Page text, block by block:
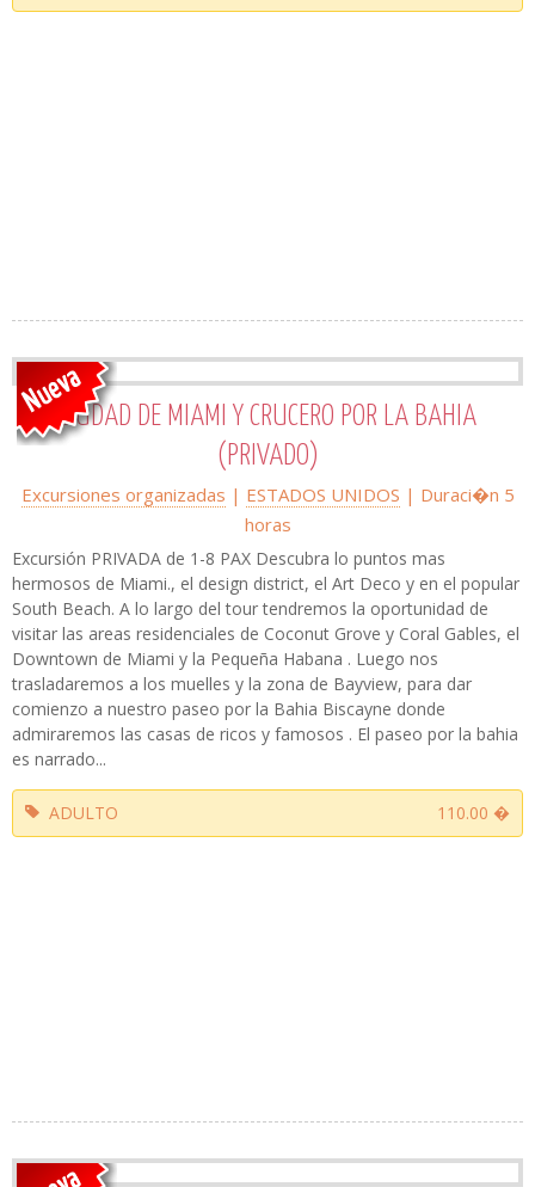
CIUDAD DE MIAMI Y CRUCERO POR LA BAHIA
(PRIVADO)
Excursiones organizadas | ESTADOS UNIDOS | Duraci�n 5
horas
Excursión PRIVADA de 1-8 PAX Descubra lo puntos mas
hermosos de Miami., el design district, el Art Deco y en el popular
South Beach. A lo largo del tour tendremos la oportunidad de
visitar las areas residenciales de Coconut Grove y Coral Gables, el
Downtown de Miami y la Pequeña Habana . Luego nos
trasladaremos a los muelles y la zona de Bayview, para dar
comienzo a nuestro paseo por la Bahia Biscayne donde
admiraremos las casas de ricos y famosos . El paseo por la bahia
es narrado...
ADULTO 110.00 �